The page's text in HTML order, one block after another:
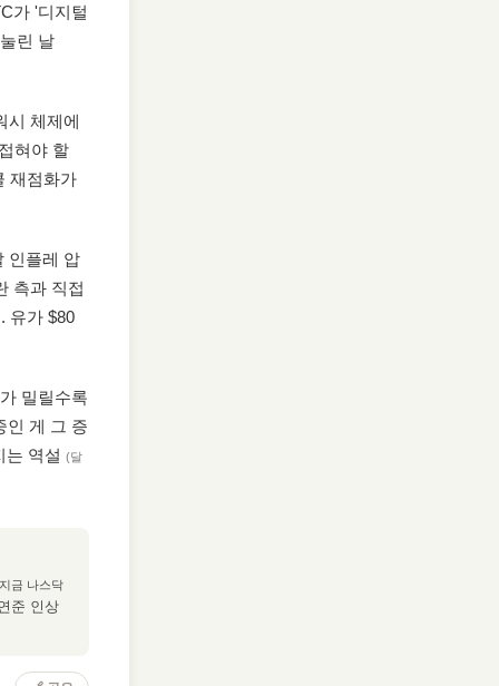
가 '디지털
린 날
시 체제에
혀야 할
재점화가
인플레 압
측과 직접
유가 $80
밀릴수록
인 게 그 증
는 역설 (달
금 나스닥
준 인상